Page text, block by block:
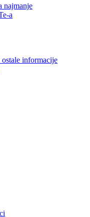
najmanje
a
informacije